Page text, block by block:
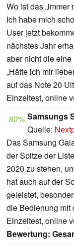
Wo ist das „immer
Ich habe mich
User jetzt
nächstes Jahr
aber nicht die
„Hätte ich mir
auf das Note 20
Einzeltest, online
80% Samsungs
Quelle:
Das Samsung
der Spitze der
2020 zu stehen,
hat auch auf der
geleistet,
die Bedienung mit
Einzeltest, online
Bewertung: